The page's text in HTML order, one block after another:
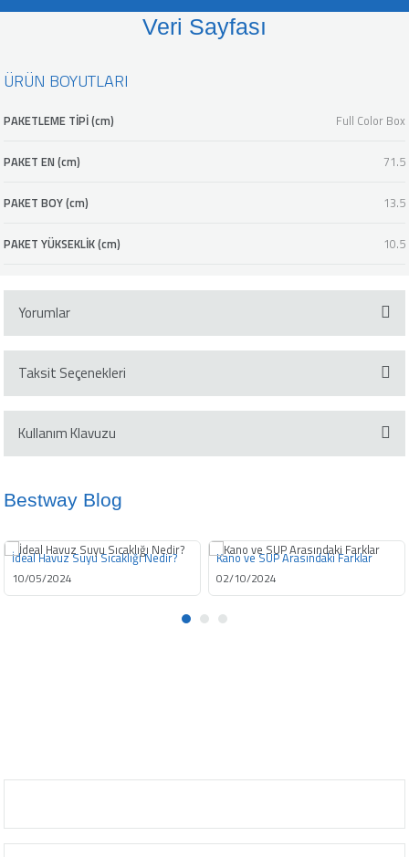
Veri Sayfası
ÜRÜN BOYUTLARI
PAKETLEME TİPİ (cm) Full Color Box
PAKET EN (cm) 71.5
PAKET BOY (cm) 13.5
PAKET YÜKSEKLİK (cm) 10.5
Yorumlar
Bu ürüne ilk yorumu siz yapın!
Yorum Yaz
Taksit Seçenekleri
Kullanım Klavuzu
Bestway Blog
İdeal Havuz Suyu Sıcaklığı Nedir?
10/05/2024
Kano ve SUP Arasındaki Farklar
02/10/2024